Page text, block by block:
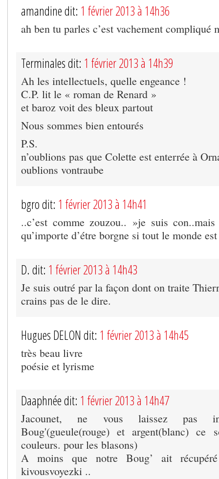
amandine dit: 1 février 2013 à 14h36
ah ben tu parles c’est vachement compliqué
Terminales dit: 1 février 2013 à 14h39
Ah les intellectuels, quelle engeance !
C.P. lit le « roman de Renard »
et baroz voit des bleux partout
Nous sommes bien entourés
P.S.
n’oublions pas que Colette est enterrée à
oublions vontraube
bgro dit: 1 février 2013 à 14h41
..c’est comme zouzou.. »je suis
qu’importe d’étre borgne si tout le monde
D. dit: 1 février 2013 à 14h43
Je suis outré par la façon dont on traite
crains pas de le dire.
Hugues DELON dit: 1 février 2013 à 14h45
très beau livre
poésie et lyrisme
Daaphnée dit: 1 février 2013 à 14h47
Jacounet, ne vous laissez pas
Boug'(gueule(rouge) et argent(blanc) ce
couleurs. pour les blasons)
A moins que notre Boug’ ait
kivousvoyezki ..